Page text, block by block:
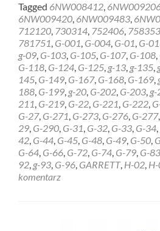
Tagged 6NW008412,
6NW009420, 6NW009483,
712120, 730314, 752406, 758353
781751, G-001, G-004, G-01, G-
g-09, G-103, G-105, G-107, G-108,
G-118, G-124, G-125, g-13, g-135,
145, G-149, G-167, G-168, G-169,
188, G-199, g-20, G-202, G-203,
211, G-219, G-22, G-221, G-222,
G-27, G-271, G-273, G-276, G-277,
29, G-290, G-31, G-32, G-33, G-34,
42, G-44, G-45, G-48, G-49, G-50,
G-64, G-66, G-72, G-74, G-79, G-83
92, g-93, G-96, GARRETT, H-02,
komentarz